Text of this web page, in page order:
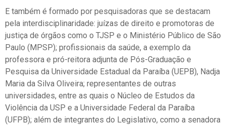
E também é formado por pesquisadoras que se destacam
pela interdisciplinaridade: juízas de direito e promotoras de
justiça de órgãos como o TJSP e o Ministério Público de São
Paulo (MPSP); profissionais da saúde, a exemplo da
professora e pró-reitora adjunta de Pós-Graduação e
Pesquisa da Universidade Estadual da Paraíba (UEPB), Nadja
Maria da Silva Oliveira; representantes de outras
universidades, entre as quais o Núcleo de Estudos da
Violência da USP e a Universidade Federal da Paraíba
(UFPB); além de integrantes do Legislativo, como a senadora